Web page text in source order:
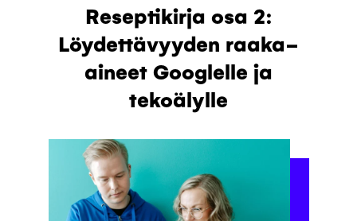
Reseptikirja osa 2:
Löydettävyyden raaka-
aineet Googlelle ja
tekoälylle